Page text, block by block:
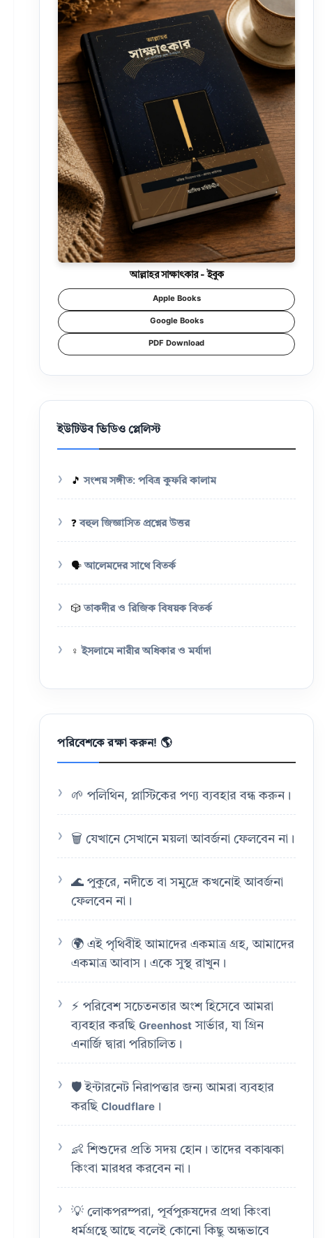
আল্লাহর সাক্ষাৎকার - ইবুক
Apple Books
Google Books
PDF Download
ইউটিউব ভিডিও প্লেলিস্ট
🎵সংশয় সঙ্গীত: পবিত্র কুফরি কালাম
❓বহুল জিজ্ঞাসিত প্রশ্নের উত্তর
🗣️আলেমদের সাথে বিতর্ক
🎲তাকদীর ও রিজিক বিষয়ক বিতর্ক
♀️ইসলামে নারীর অধিকার ও মর্যাদা
পরিবেশকে রক্ষা করুন! 🌎
🌱 পলিথিন, প্লাস্টিকের পণ্য ব্যবহার বন্ধ করুন।
🗑️ যেখানে সেখানে ময়লা আবর্জনা ফেলবেন না।
🌊 পুকুরে, নদীতে বা সমুদ্রে কখনোই আবর্জনা
ফেলবেন না।
🌍 এই পৃথিবীই আমাদের একমাত্র গ্রহ, আমাদের
একমাত্র আবাস। একে সুস্থ রাখুন।
⚡ পরিবেশ সচেতনতার অংশ হিসেবে আমরা
ব্যবহার করছিGreenhost সার্ভার, যা গ্রিন
এনার্জি দ্বারা পরিচালিত।
🛡️ ইন্টারনেট নিরাপত্তার জন্য আমরা ব্যবহার
করছিCloudflare ।
👶 শিশুদের প্রতি সদয় হোন। তাদের বকাঝকা
কিংবা মারধর করবেন না।
💡 লোকপরম্পরা, পূর্বপুরুষদের প্রথা কিংবা
ধর্মগ্রন্থে আছে বলেই কোনো কিছু অন্ধভাবে